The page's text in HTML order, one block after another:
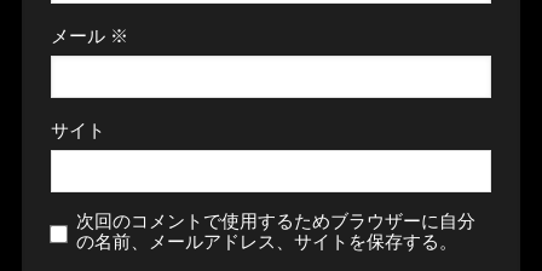
メール ※
サイト
次回のコメントで使用するためブラウザーに自分
の名前、メールアドレス、サイトを保存する。